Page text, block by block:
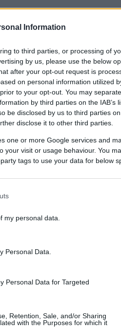
Information
to third parties, or processing of
by us, please use the below
after your opt-out request is
on personal information utilized
to your opt-out. You may
by third parties on the IAB’s
be disclosed by us to third parties
disclose it to other third parties.
one or more Google services and
your visit or usage behaviour. You
tags to use your data for below
my personal data.
Personal Data.
Personal Data for Targeted
Retention, Sale, and/or Sharing
with the Purposes for which it